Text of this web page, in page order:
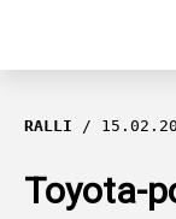
FORMULA 1
RALLI
RALLI
Toyota-